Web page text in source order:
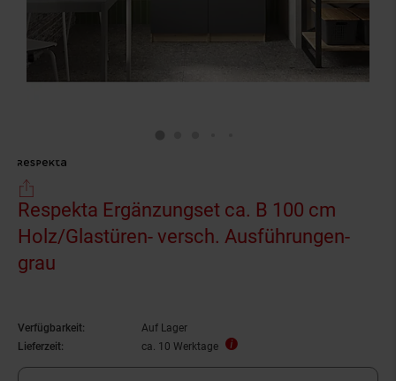
Respekta Ergänzungset ca. B 100 cm
Holz/Glastüren- versch. Ausführungen-
grau
Verfügbarkeit:
Auf Lager
Lieferzeit:
ca. 10 Werktage